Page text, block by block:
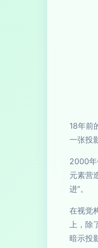
18年前
一张投
2000年
元素营
进”。
在视觉
上，除
暗示投